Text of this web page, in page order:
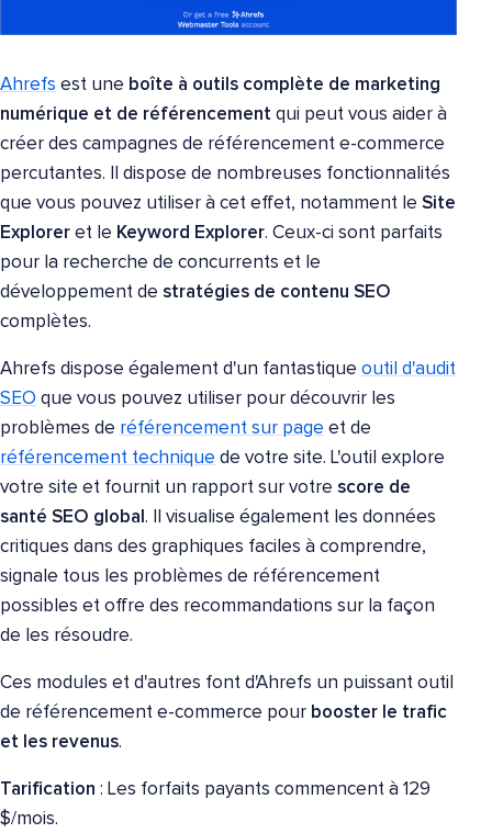
Ahrefs est une boîte à outils complète de marketing
numérique et de référencement qui peut vous aider à
créer des campagnes de référencement e-commerce
percutantes. Il dispose de nombreuses fonctionnalités
que vous pouvez utiliser à cet effet, notamment le Site
Explorer et le Keyword Explorer. Ceux-ci sont parfaits
pour la recherche de concurrents et le
développement de stratégies de contenu SEO
complètes.
Ahrefs dispose également d'un fantastique outil d'audit
SEO que vous pouvez utiliser pour découvrir les
problèmes de référencement sur page et de
référencement technique de votre site. L'outil explore
votre site et fournit un rapport sur votre score de
santé SEO global . Il visualise également les données
critiques dans des graphiques faciles à comprendre,
signale tous les problèmes de référencement
possibles et offre des recommandations sur la façon
de les résoudre.
Ces modules et d'autres font d'Ahrefs un puissant outil
de référencement e-commerce pour booster le trafic
et les revenus.
Tarification : Les forfaits payants commencent à 129
$/mois.